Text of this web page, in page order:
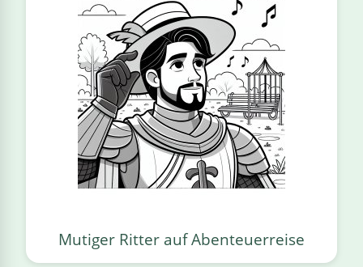
Mutiger Ritter auf Abenteuerreise